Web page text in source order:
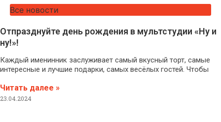
Все новости
Отпразднуйте день рождения в мультстудии «Ну и
ну!»!
Каждый именинник заслуживает самый вкусный торт, самые
интересные и лучшие подарки, самых весёлых гостей. Чтобы
Читать далее »
23.04.2024